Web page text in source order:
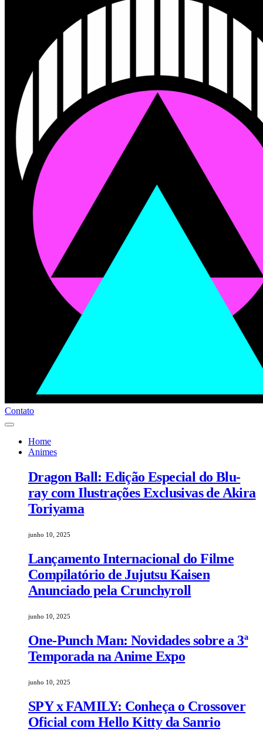
Contato
Home
Animes
Dragon Ball: Edição Especial do Blu-
ray com Ilustrações Exclusivas de Akira
Toriyama
junho 10, 2025
Lançamento Internacional do Filme
Compilatório de Jujutsu Kaisen
Anunciado pela Crunchyroll
junho 10, 2025
One-Punch Man: Novidades sobre a 3ª
Temporada na Anime Expo
junho 10, 2025
SPY x FAMILY: Conheça o Crossover
Oficial com Hello Kitty da Sanrio